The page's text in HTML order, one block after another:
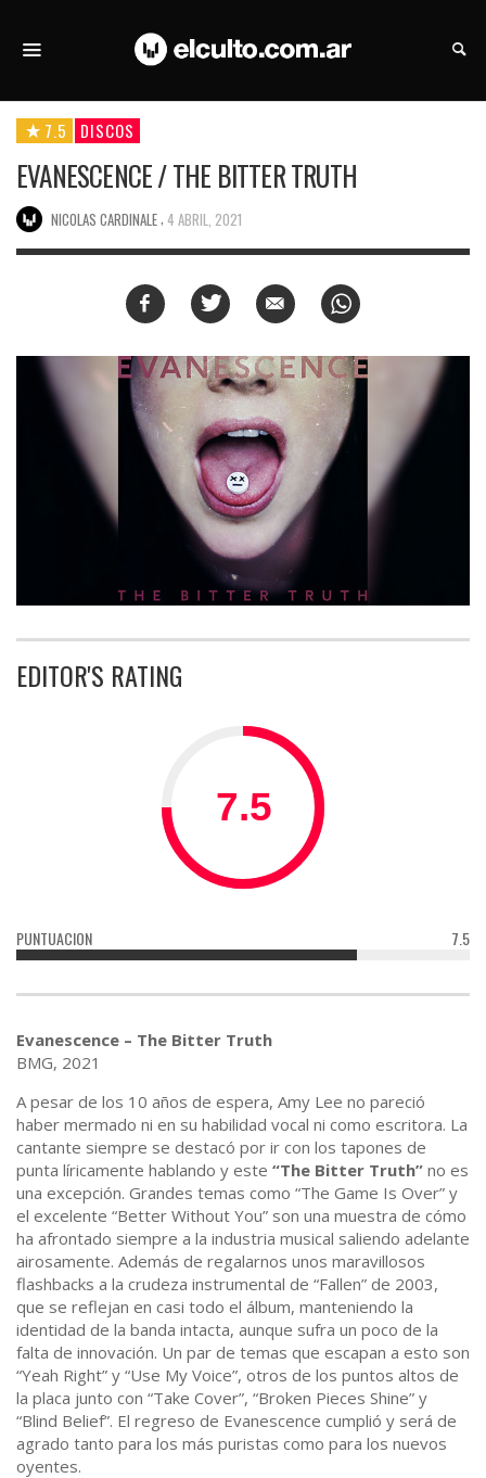
7.5 DISCOS
EVANESCENCE / THE BITTER TRUTH
NICOLAS CARDINALE 4 ABRIL, 2021
EDITOR'S RATING
7.5
PUNTUACION
Evanescence – The Bitter Truth
BMG, 2021
A pesar de los 10 años de espera, Amy Lee no pareció
haber mermado ni en su habilidad vocal ni como escritora. La
cantante siempre se destacó por ir con los tapones de
punta líricamente hablando y este “The Bitter Truth” no es
una excepción. Grandes temas como “The Game Is Over” y
el excelente “Better Without You” son una muestra de cómo
ha afrontado siempre a la industria musical saliendo adelante
airosamente. Además de regalarnos unos maravillosos
flashbacks a la crudeza instrumental de “Fallen” de 2003,
que se reflejan en casi todo el álbum, manteniendo la
identidad de la banda intacta, aunque sufra un poco de la
falta de innovación. Un par de temas que escapan a esto son
“Yeah Right” y “Use My Voice”, otros de los puntos altos de
la placa junto con “Take Cover”, “Broken Pieces Shine” y
“Blind Belief”. El regreso de Evanescence cumplió y será de
agrado tanto para los más puristas como para los nuevos
oyentes.